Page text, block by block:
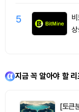
5
지금 꼭 알아야 할
[토큰